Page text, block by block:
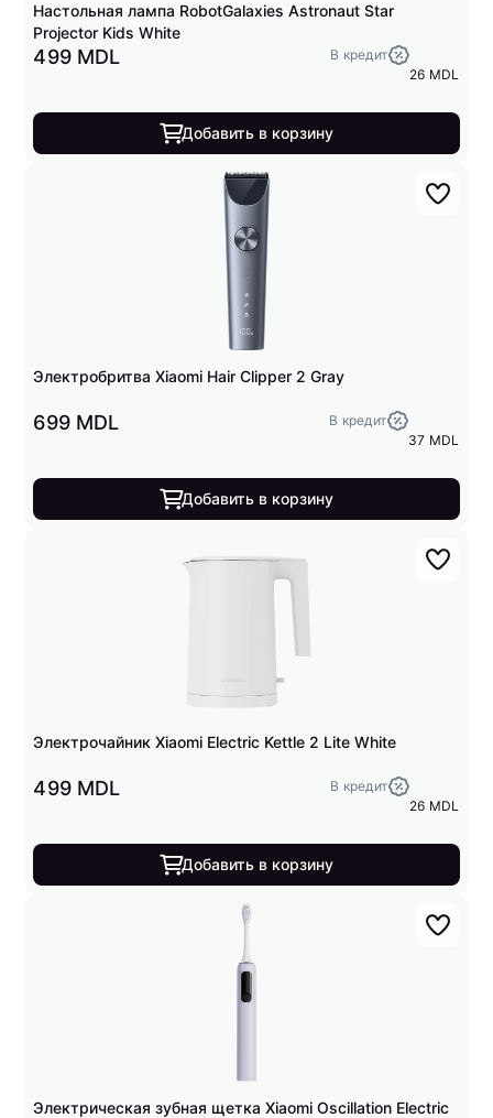
Настольная лампа RobotGalaxies Astronaut Star
Projector Kids White
499 MDL
В кредит
26 MDL
Добавить в корзину
Электробритва Xiaomi Hair Clipper 2 Gray
699 MDL
В кредит
37 MDL
Добавить в корзину
Электрочайник Xiaomi Electric Kettle 2 Lite White
499 MDL
В кредит
26 MDL
Добавить в корзину
Электрическая зубная щетка Xiaomi Oscillation Electric